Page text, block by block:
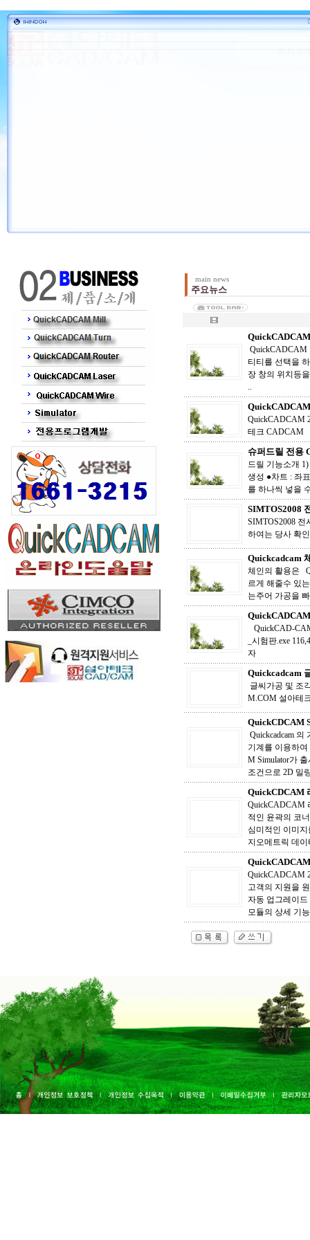
main news
주요뉴스
티티를 선택을
장 창의 위치등
..
QuickCADCAM
테크 CADCAM
슈퍼드릴 전용
드릴 기능소개
생성 ●차트 : 좌
를 하나씩 넣을
SIMTOS2008
SIMTOS2008
하여는 당사 확
Quickcadcam
체인의 활용은
르게 해줄수 있
는주어 가공을
QuickCAD-
_시험판.exe
자
Quickcadcam
글씨가공 및 조
M.COM 설아테
QuickCDCAM
Quickcadcam
기계를 이용하
M Simulator가
조건으로 2D 밀
QuickCDCAM
QuickCADCAM
적인 윤곽의 코
심미적인 이미
지오메트릭 데
QuickCADCAM
고객의 지원을
자동 업그레이
모듈의 상세 기